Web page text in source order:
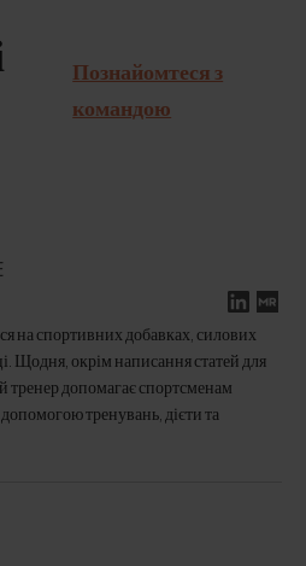
Познайомтеся з
командою
на спортивних добавках, силових
Щодня, окрім написання статей для
допомагає спортсменам
тренувань, дієти та